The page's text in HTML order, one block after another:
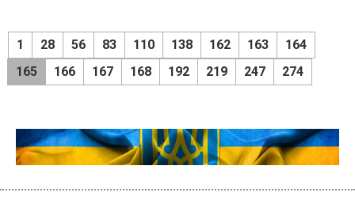
1 28 56 83 110 138 162 163
164
165
166 167 168 192 219 247 274